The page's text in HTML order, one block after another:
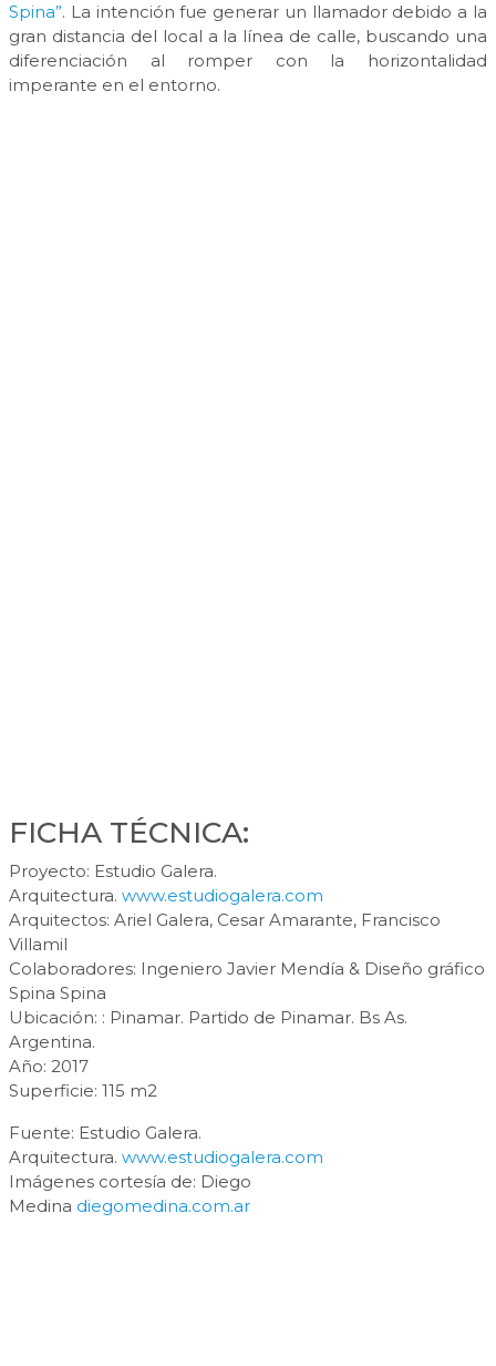
Spina”. La intención fue generar un llamador debido a la
gran distancia del local a la línea de calle, buscando una
diferenciación al romper con la horizontalidad
imperante en el entorno.
FICHA TÉCNICA:
Proyecto: Estudio Galera.
Arquitectura. www.estudiogalera.com
Arquitectos: Ariel Galera, Cesar Amarante, Francisco
Villamil
Colaboradores: Ingeniero Javier Mendía & Diseño gráfico
Spina Spina
Ubicación: : Pinamar. Partido de Pinamar. Bs As.
Argentina.
Año: 2017
Superficie: 115 m2
Fuente: Estudio Galera.
Arquitectura. www.estudiogalera.com
Imágenes cortesía de: Diego
Medina diegomedina.com.ar